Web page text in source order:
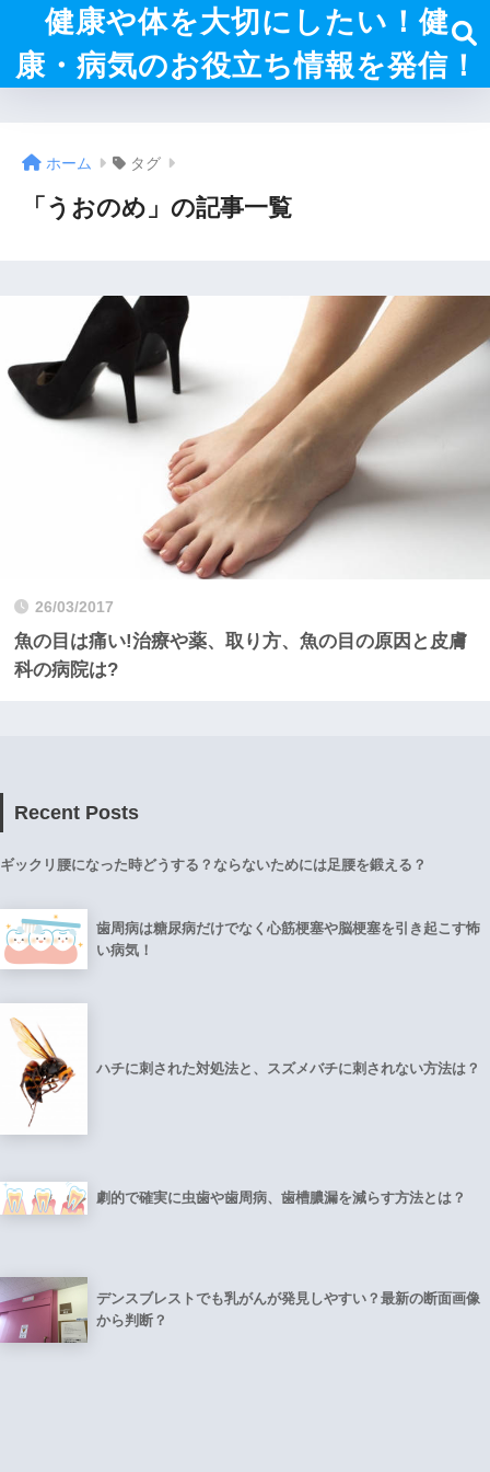
健康や体を大切にしたい！健
康・病気のお役立ち情報を発信！
ホーム タグ
「うおのめ」の記事一覧
26/03/2017
魚の目は痛い!治療や薬、取り方、魚の目の原因と皮膚
科の病院は?
Recent Posts
ギックリ腰になった時どうする？ならないためには足腰を鍛える？
歯周病は糖尿病だけでなく心筋梗塞や脳梗塞を引き起こす怖
い病気！
ハチに刺された対処法と、スズメバチに刺されない方法は？
劇的で確実に虫歯や歯周病、歯槽膿漏を減らす方法とは？
デンスブレストでも乳がんが発見しやすい？最新の断面画像
から判断？